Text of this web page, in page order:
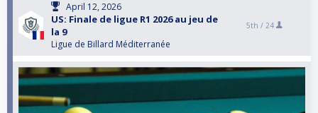
April 12, 2026
US: Finale de ligue R1 2026 au jeu de
la 9
Ligue de Billard Méditerranée
5th / 24